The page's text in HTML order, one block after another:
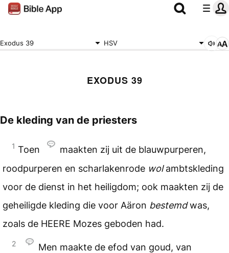
Exodus 39 HSV
EXODUS 39
De kleding van de priesters
1 Toen
maakten zij uit de blauwpurperen,
roodpurperen en scharlakenrode wolambtskleding
voor de dienst in het heiligdom; ook maakten zij de
geheiligde kleding die voor Aäron bestemdwas,
zoals de HEERE Mozes geboden had.
2
Men maakte de efod van goud, van